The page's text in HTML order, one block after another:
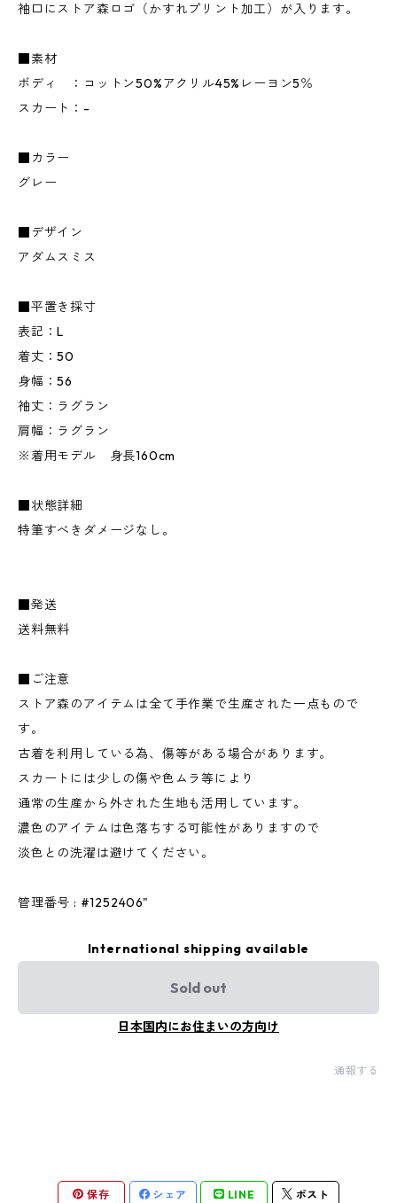
袖口にストア森ロゴ（かすれプリント加工）が入ります。
■素材
ボディ ：コットン50%アクリル45%レーヨン5％
スカート：-
■カラー
グレー
■デザイン
アダムスミス
■平置き採寸
表記：L
着丈：50
身幅：56
袖丈：ラグラン
肩幅：ラグラン
※着用モデル 身長160cm
■状態詳細
特筆すべきダメージなし。
■発送
送料無料
■ご注意
ストア森のアイテムは全て手作業で生産された一点もので
す。
古着を利用している為、傷等がある場合があります。
スカートには少しの傷や色ムラ等により
通常の生産から外された生地も活用しています。
濃色のアイテムは色落ちする可能性がありますので
淡色との洗濯は避けてください。
管理番号 : #1252406"
International shipping available
Sold out
日本国内にお住まいの方向け
通報する
保存 シェア LINE ポスト